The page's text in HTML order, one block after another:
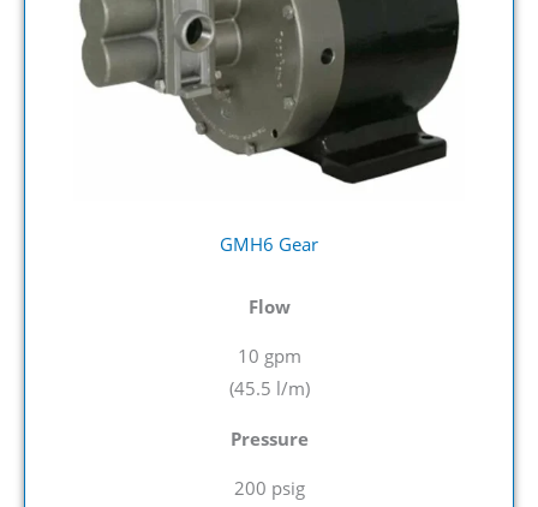
GMH6 Gear
Flow
10 gpm
(45.5 l/m)
Pressure
200 psig